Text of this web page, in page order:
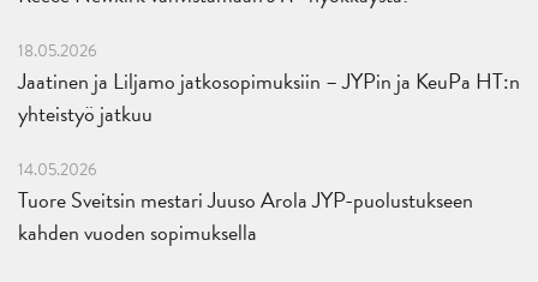
18.05.2026
Jaatinen ja Liljamo jatkosopimuksiin – JYPin ja KeuPa HT:n
yhteistyö jatkuu
14.05.2026
Tuore Sveitsin mestari Juuso Arola JYP-puolustukseen
kahden vuoden sopimuksella